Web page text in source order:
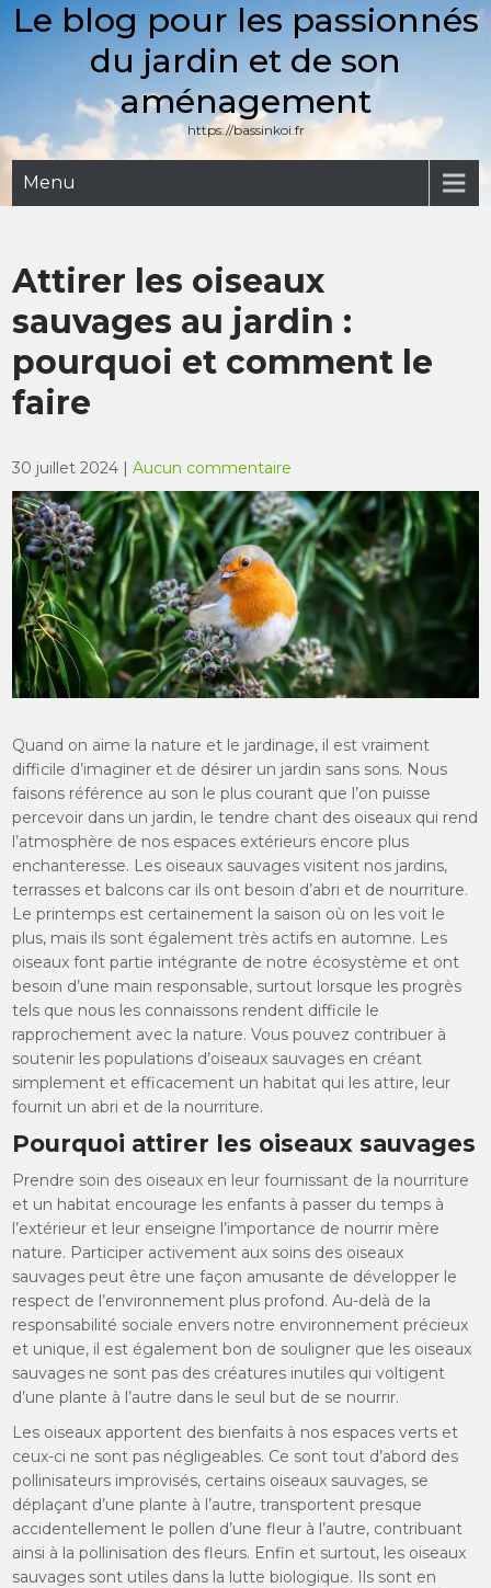
SkipLe blog pour les passionnés
du jardin et de son
aménagement
https://bassinkoi.fr
Menu
Attirer les oiseaux
sauvages au jardin :
pourquoi et comment le
faire
30 juillet 2024 |Aucun commentaire
Quand on aime la nature et le jardinage, il est vraiment
difficile d’imaginer et de désirer un jardin sans sons. Nous
faisons référence au son le plus courant que l’on puisse
percevoir dans un jardin, le tendre chant des oiseaux qui rend
l’atmosphère de nos espaces extérieurs encore plus
enchanteresse. Les oiseaux sauvages visitent nos jardins,
terrasses et balcons car ils ont besoin d’abri et de nourriture.
Le printemps est certainement la saison où on les voit le
plus, mais ils sont également très actifs en automne. Les
oiseaux font partie intégrante de notre écosystème et ont
besoin d’une main responsable, surtout lorsque les progrès
tels que nous les connaissons rendent difficile le
rapprochement avec la nature. Vous pouvez contribuer à
soutenir les populations d’oiseaux sauvages en créant
simplement et efficacement un habitat qui les attire, leur
fournit un abri et de la nourriture.
Pourquoi attirer les oiseaux sauvages
Prendre soin des oiseaux en leur fournissant de la nourriture
et un habitat encourage les enfants à passer du temps à
l’extérieur et leur enseigne l’importance de nourrir mère
nature. Participer activement aux soins des oiseaux
sauvages peut être une façon amusante de développer le
respect de l’environnement plus profond. Au-delà de la
responsabilité sociale envers notre environnement précieux
et unique, il est également bon de souligner que les oiseaux
sauvages ne sont pas des créatures inutiles qui voltigent
d’une plante à l’autre dans le seul but de se nourrir.
Les oiseaux apportent des bienfaits à nos espaces verts et
ceux-ci ne sont pas négligeables. Ce sont tout d’abord des
pollinisateurs improvisés, certains oiseaux sauvages, se
déplaçant d’une plante à l’autre, transportent presque
accidentellement le pollen d’une fleur à l’autre, contribuant
ainsi à la pollinisation des fleurs. Enfin et surtout, les oiseaux
sauvages sont utiles dans la lutte biologique. Ils sont en